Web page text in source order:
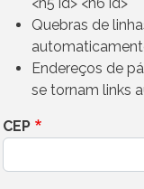
Quebras de
Endereços de
se tornam links
CEP